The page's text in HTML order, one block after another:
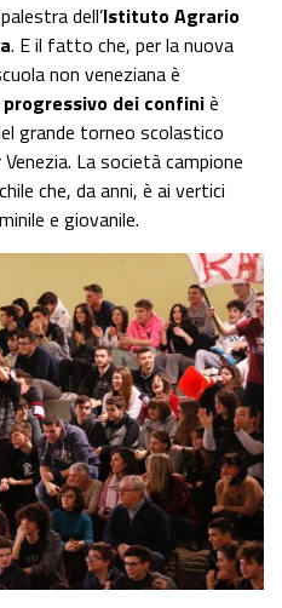
dell’Istituto Agrario
. E il fatto che, per la nuova
non veneziana è
dei confiniè
grande torneo scolastico
La società campione
che, da anni, è ai vertici
e giovanile.